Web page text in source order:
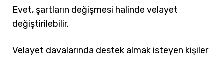
Evet, şartların değişmesi halinde velayet
değiştirilebilir.
Velayet davalarında destek almak isteyen kişiler